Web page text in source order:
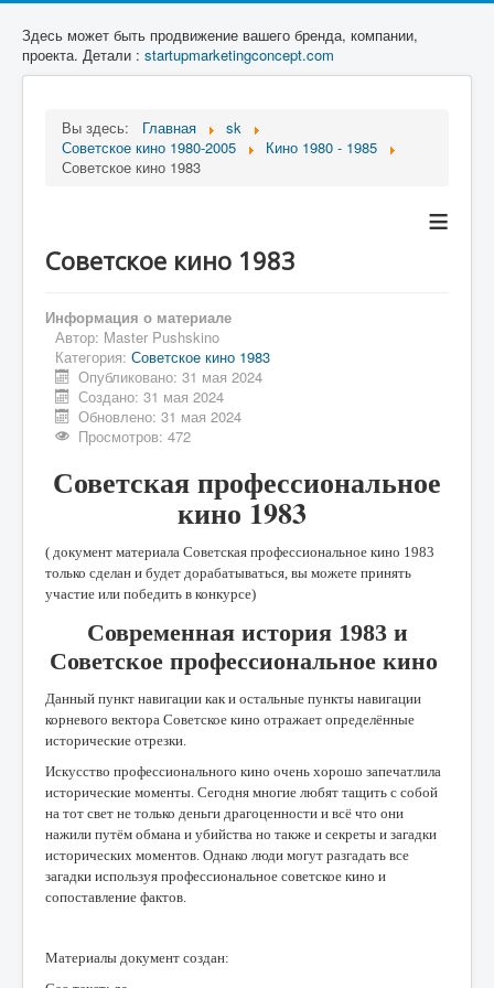
Здесь может быть продвижение вашего бренда, компании,
проекта. Детали : startupmarketingconcept.com
Вы здесь: Главная
sk
Советское кино 1980-2005
Кино 1980 - 1985
Советское кино 1983
≡
Советское кино 1983
Информация о материале
Автор: Master Pushskino
Категория: Советское кино 1983
Опубликовано: 31 мая 2024
Создано: 31 мая 2024
Обновлено: 31 мая 2024
Просмотров: 472
Советская профессиональное
кино 1983
( документ материала Советская профессиональное кино 1983
только сделан и будет дорабатываться, вы можете принять
участие или победить в конкурсе)
Современная история 1983 и
Советское профессиональное кино
Данный пункт навигации как и остальные пункты навигации
корневого вектора Советское кино отражает определённые
исторические отрезки.
Искусство профессионального кино очень хорошо запечатлила
исторические моменты. Сегодня многие любят тащить с собой
на тот свет не только деньги драгоценности и всё что они
нажили путём обмана и убийства но также и секреты и загадки
исторических моментов. Однако люди могут разгадать все
загадки используя профессиональное советское кино и
сопоставление фактов.
Материалы документ создан: